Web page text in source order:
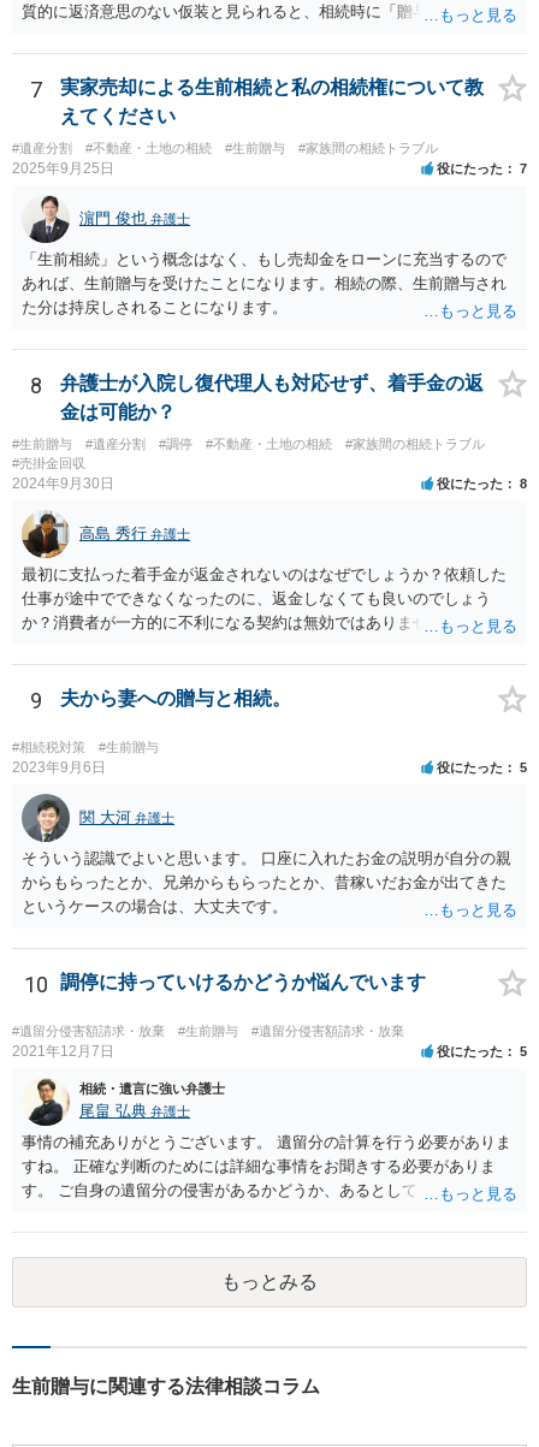
質的に返済意思のない仮装と見られると、相続時に「贈与」と評価さ
法として考えられるものとしては、 ①信託（家族信託・目的信託） 財
産を信託口に移し、受託者（信頼できる友人や専門職）に管理させ、
・生存中はあなたの生活費・介護費に優先充当 ・残余を友人や慈善団
体へ と使途を厳格に指定。相続ではなく信託帰属になるため、子の関
与を大きく排除できます。 ②遺言＋生命保険の組合せ 生活資金は手元
に残し、余剰資金で受取人を友人・団体にした保険を活用。保険金は
相続財産とは別枠で、遺留分対策にも有効と思われます。 ③負担付死
因贈与 「介護・見守り等を条件に、死亡時に財産を渡す」契約。条件
不履行なら無効にでき、老後の安心を担保できます。 ④ 寄附予約＋解
除条件 慈善団体への寄附を予約しつつ、資金不足時は解除できる条項
を設定。 などがあり得るかと思われます。
7
実家売却による生前相続と私の相続権について教
えてください
#遺産分割 #不動産・土地の相続 #生前贈与 #家族間の相続トラブル
2025年9月25日 役にたった 7
濵門 俊也 弁護士
「生前相続」という概念はなく、もし売却金をローンに充当するので
あれば、生前贈与を受けたことになります。相続の際、生前贈与され
た分は持戻しされることになります。
8
弁護士が入院し復代理人も対応せず、着手金の返
金は可能か？
#生前贈与 #遺産分割 #調停 #不動産・土地の相続
#家族間の相続トラブル
#売掛金回収
2024年9月30日 役にたった 8
高島 秀行 弁護士
最初に支払った着手金が返金されないのはなぜでしょうか？依頼した
仕事が途中でできなくなったのに、返金しなくても良いのでしょう
か？消費者が一方的に不利になる契約は無効ではありませんか？
務があると思います。 倒れた弁護士が所属する弁護士会に相談さ
れた方がよいと思います。 倒れた弁護士は脳梗塞で倒れたようで
すが、 判断能力があり、復代理を倒れた弁護士の判断で復代理を
選任したのか 即ち、復代理人の選任は有効なのかという問題もあ
ると思います。
9 夫から妻への贈与と相続。
#相続税対策 #生前贈与
2023年9月6日 役にたった 5
関 大河 弁護士
そういう認識でよいと思います。 口座に入れたお金の説明が自分の親
からもらったとか、兄弟からもらったとか、昔稼いだお金が出てきた
というケースの場合は、大丈夫です。
10 調停に持っていけるかどうか悩んでいます
#遺留分侵害額請求・放棄 #生前贈与 #遺留分侵害額請求・放棄
2021年12月7日 役にたった 5
相続・遺言に強い弁護士
尾畠 弘典 弁護士
事情の補充ありがとうございます。 遺留分の計算を行う必要がありま
すね。 正確な判断のためには詳細な事情をお聞きする必要がありま
す。 ご自身の遺留分の侵害があるかどうか、あるとしてどの程度の金
相談されるのが良いと思います。
もっとみる
生前贈与に関連する法律相談コラム